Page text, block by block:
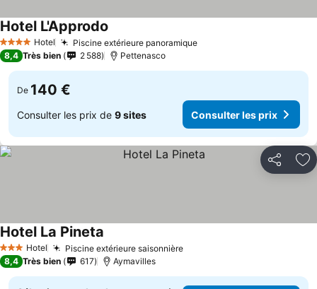
4 Étoiles Hotel Piscine extérieure panoramique
Hotel L'Approdo
8,4 Très bien 2 588 Pettenasco
De 140 €
Consulter les prix de 9 sites Consulter les prix
Partager
3 ÉtoilesHotel Piscine extérieure saisonnière
Hotel La Pineta
8,4 Très bien 617 Aymavilles